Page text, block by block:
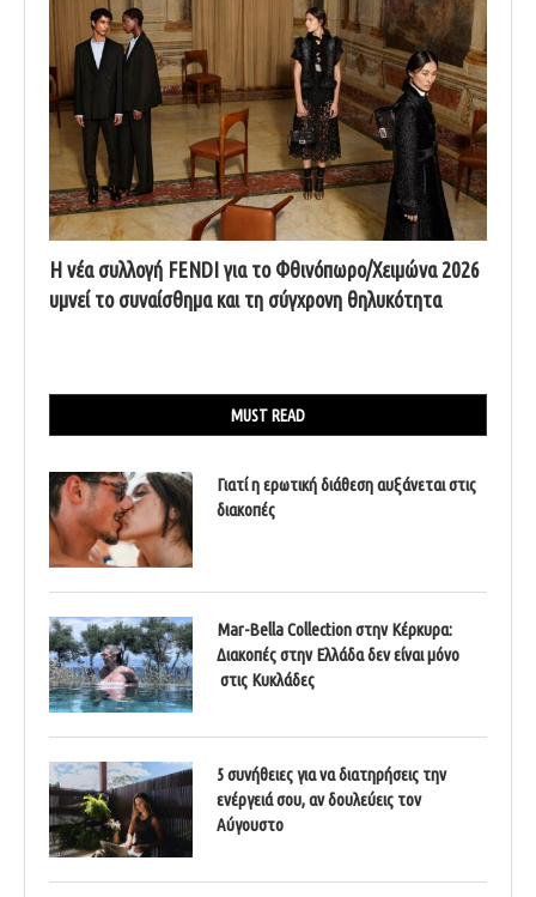
Η νέα συλλογή FENDI για το Φθινόπωρο/Χειμώνα 2026
υμνεί το συναίσθημα και τη σύγχρονη θηλυκότητα
MUST READ
Γιατί η ερωτική διάθεση αυξάνεται στις
διακοπές
Mar-Bella Collection στην Κέρκυρα:
Διακοπές στην Ελλάδα δεν είναι μόνο
στις Κυκλάδες
5 συνήθειες για να διατηρήσεις την
ενέργειά σου, αν δουλεύεις τον
Αύγουστο